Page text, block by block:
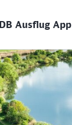
DB Ausflug App